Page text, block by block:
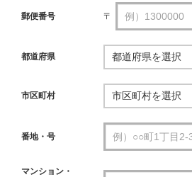
郵便番号 〒
都道府県
市区町村
番地・号
マンション・